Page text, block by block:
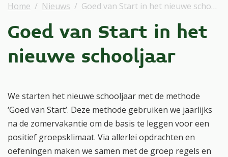
Home Nieuws Goed van Start in het nieuwe schooljaar
Goed van Start in het
nieuwe schooljaar
We starten het nieuwe schooljaar met de methode
‘Goed van Start’. Deze methode gebruiken we jaarlijks
na de zomervakantie om de basis te leggen voor een
positief groepsklimaat. Via allerlei opdrachten en
oefeningen maken we samen met de groep regels en